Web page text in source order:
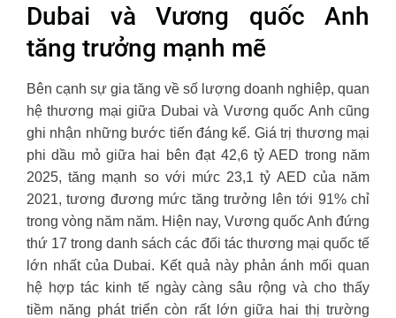
Dubai và Vương quốc Anh
tăng trưởng mạnh mẽ
Bên cạnh sự gia tăng về số lượng doanh nghiệp, quan
hệ thương mại giữa Dubai và Vương quốc Anh cũng
ghi nhận những bước tiến đáng kể. Giá trị thương mại
phi dầu mỏ giữa hai bên đạt 42,6 tỷ AED trong năm
2025, tăng mạnh so với mức 23,1 tỷ AED của năm
2021, tương đương mức tăng trưởng lên tới 91% chỉ
trong vòng năm năm. Hiện nay, Vương quốc Anh đứng
thứ 17 trong danh sách các đối tác thương mại quốc tế
lớn nhất của Dubai. Kết quả này phản ánh mối quan
hệ hợp tác kinh tế ngày càng sâu rộng và cho thấy
tiềm năng phát triển còn rất lớn giữa hai thị trường